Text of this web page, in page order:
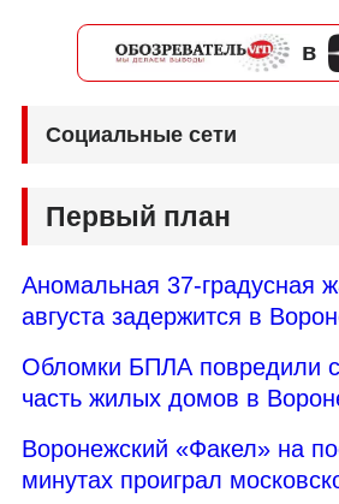
в
Социальные сети
Первый план
Аномальная 37-градусная
августа задержится в
Обломки БПЛА повредили
часть жилых домов в
Воронежский «Факел» на
минутах проиграл